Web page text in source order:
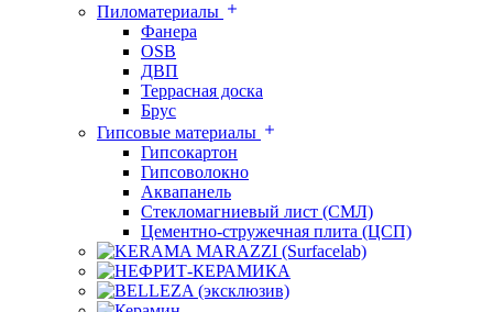
Пиломатериалы
Фанера
OSB
ДВП
Террасная доска
Брус
Гипсовые материалы
Гипсокартон
Гипсоволокно
Аквапанель
Стекломагниевый лист (СМЛ)
Цементно-стружечная плита (ЦСП)